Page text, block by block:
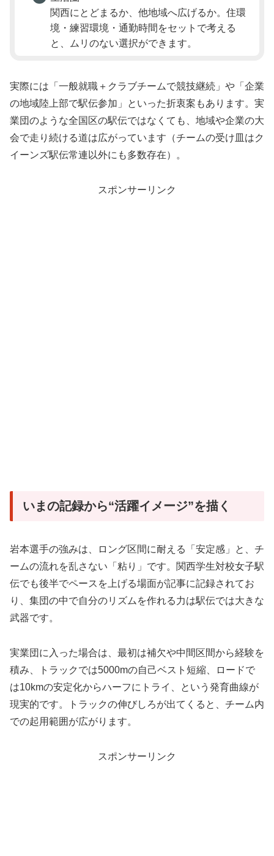
関西にとどまるか、他地域へ広げるか。住環
境・練習環境・通勤時間をセットで考える
と、ムリのない選択ができます。
実際には「一般就職＋クラブチームで競技継続」や「企業
の地域陸上部で駅伝参加」といった折衷案もあります。実
業団のような全国区の駅伝ではなくても、地域や企業の大
会で走り続ける道は広がっています（チームの受け皿はク
イーンズ駅伝常連以外にも多数存在）。
スポンサーリンク
いまの記録から“活躍イメージ”を描く
岩本選手の強みは、ロング区間に耐える「安定感」と、チ
ームの流れを乱さない「粘り」です。関西学生対校女子駅
伝でも後半でペースを上げる場面が記事に記録されてお
り、集団の中で自分のリズムを作れる力は駅伝では大きな
武器です。
実業団に入った場合は、最初は補欠や中間区間から経験を
積み、トラックでは5000mの自己ベスト短縮、ロードで
は10kmの安定化からハーフにトライ、という発育曲線が
現実的です。トラックの伸びしろが出てくると、チーム内
での起用範囲が広がります。
スポンサーリンク